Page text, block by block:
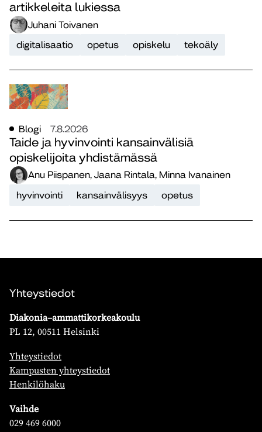
artikkeleita lukiessa
Juhani Toivanen
digitalisaatio
opetus opiskelu tekoäly
Blogi 7.8.2026
Taide ja hyvinvointi kansainvälisiä
opiskelijoita yhdistämässä
Anu Piispanen, Jaana Rintala, Minna Ivanainen
hyvinvointi
kansainvälisyys opetus
Yhteystiedot
Diakonia–ammattikorkeakoulu
PL 12, 00511 Helsinki
Yhteystiedot
Kampusten yhteystiedot
Henkilöhaku
Vaihde
029 469 6000